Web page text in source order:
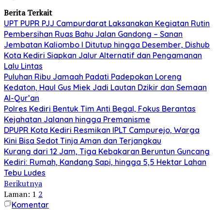
Berita Terkait
UPT PUPR PJJ Campurdarat Laksanakan Kegiatan Rutin
Pembersihan Ruas Bahu Jalan Gandong – Sanan
Jembatan Kaliombo I Ditutup hingga Desember, Dishub
Kota Kediri Siapkan Jalur Alternatif dan Pengamanan
Lalu Lintas
Puluhan Ribu Jamaah Padati Padepokan Loreng
Kedaton, Haul Gus Miek Jadi Lautan Dzikir dan Semaan
Al-Qur’an
Polres Kediri Bentuk Tim Anti Begal, Fokus Berantas
Kejahatan Jalanan hingga Premanisme
DPUPR Kota Kediri Resmikan IPLT Campurejo, Warga
Kini Bisa Sedot Tinja Aman dan Terjangkau
Kurang dari 12 Jam, Tiga Kebakaran Beruntun Guncang
Kediri: Rumah, Kandang Sapi, hingga 5,5 Hektar Lahan
Tebu Ludes
Berikutnya
Laman: 1 2
Komentar